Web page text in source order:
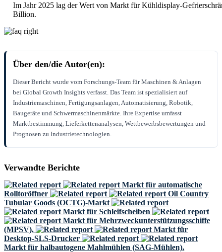
Im Jahr 2025 lag der Wert von Markt für Kühldisplay-
Billion.
Über den/die Autor(en):
Dieser Bericht wurde vom Forschungs-Team für Maschinen & Anlagen
bei Global Growth Insights verfasst. Das Team ist spezialisiert auf
Industriemaschinen, Fertigungsanlagen, Automatisierung, Robotik,
Baugeräte und Schwermaschinenmärkte. Ihre Expertise umfasst
Marktbestimmung, Lieferkettenanalysen, Wettbewerbsbewertungen und
Prognosen zu Industrietechnologien.
Verwandte Berichte
Markt für automatische
Rolltoröffner
Oil Country
Tubular Goods (OCTG)-Markt
Markt für Schleifscheiben
Markt für Mehrzweckunterstützungsschiffe
(MPSV).
Markt für
Desktop-SLS-Drucker
Markt für halbautogene Mahlmühlen (SAG-Mühlen).